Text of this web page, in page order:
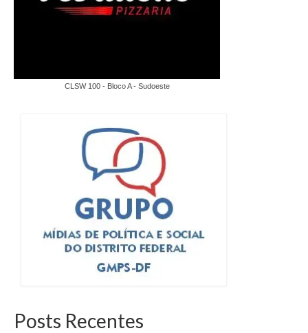
CLSW 100 - Bloco A - Sudoeste
Posts Recentes